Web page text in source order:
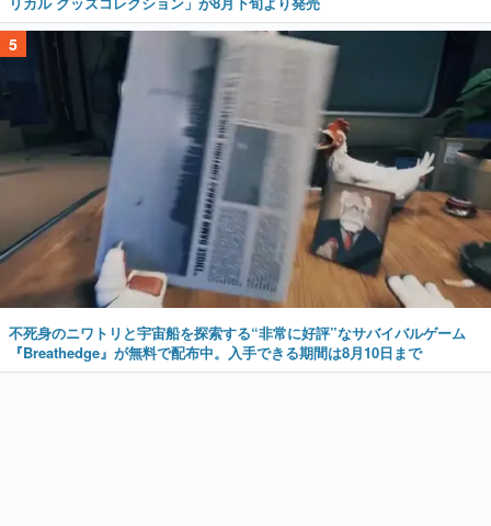
不死身のニワトリと宇宙船を探索する“非常に好評”なサバイバルゲーム
『Breathedge』が無料で配布中。入手できる期間は8月10日まで